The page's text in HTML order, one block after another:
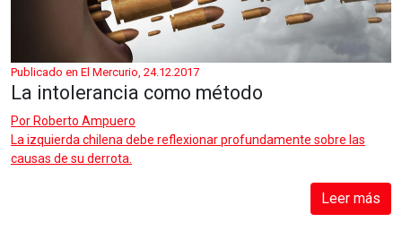
Publicado en El Mercurio, 24.12.2017
La intolerancia como método
Por Roberto Ampuero
La izquierda chilena debe reflexionar profundamente sobre las
causas de su derrota.
Leer más